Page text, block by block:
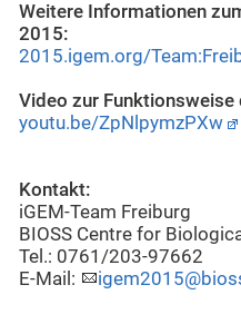
Weitere Informationen
2015:
2015.igem.org/
Video zur Funktionsweise
youtu.be/ZpNlpymzPXw
Kontakt:
iGEM-Team Freiburg
BIOSS Centre for
Tel.: 0761/203-97662
E-Mail: